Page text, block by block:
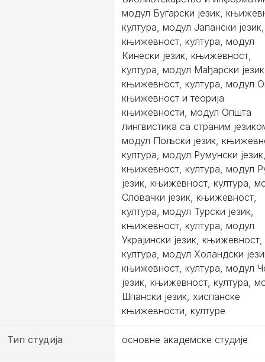
модул Бугарски језик,
култура, модул Јапански језик,
књижевност, култура, модул
Кинески језик, књижевност,
култура, модул Мађарски
књижевност, култура, модул
књижевност и теорија
књижевности, модул Општа
лингвистика са страним
модул Пољски језик,
култура, модул Румунски
књижевност, култура, модул
језик, књижевност, култура,
Словачки језик, књижевност,
култура, модул Турски језик,
књижевност, култура, модул
Украјински језик, књижевност,
култура, модул Холандски
књижевност, култура, модул
језик, књижевност, култура,
Шпански језик, хиспанске
књижевности, културе
Тип студија основне академске студије